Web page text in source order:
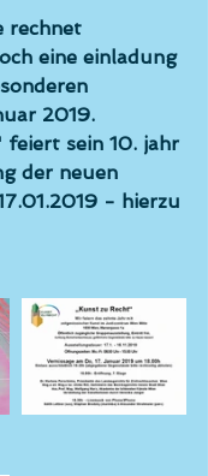
rechnet
eine einladung
2019.
sein 10. jahr
der neuen
- hierzu